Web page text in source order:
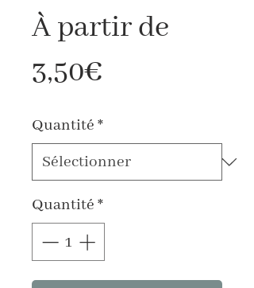
À partir de
3,50€
Quantité *
Quantité *